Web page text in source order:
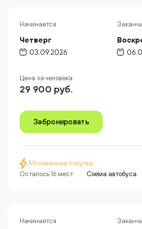
Начинается
Четверг
03.09.2026
Цена за человека:
29 900 руб.
Забронировать
Мгновенная покупка
Осталось 16 мест
Схема автобуса
Начинается